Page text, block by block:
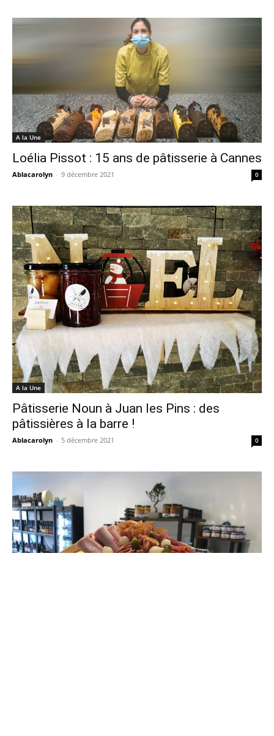
A la Une
Loélia Pissot : 15 ans de pâtisserie à Cannes
Ablacarolyn - 9 décembre 2021 0
A la Une
Pâtisserie Noun à Juan les Pins : des
pâtissières à la barre !
Ablacarolyn - 5 décembre 2021 0